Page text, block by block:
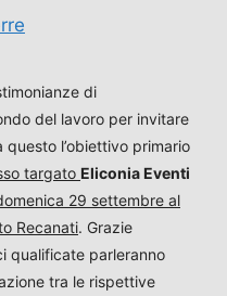
di
del lavoro per invitare
l’obiettivo primario
targato Eliconia Eventi
29 settembre al
Recanati. Grazie
qualificate parleranno
tra le rispettive